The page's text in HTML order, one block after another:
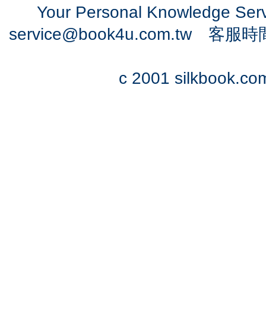
Your Personal Knowledge
service@book4u.com.tw客服時
c 2001